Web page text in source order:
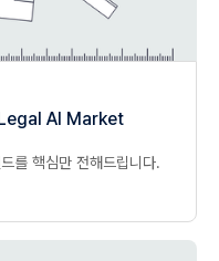
AI Market
를 핵심만 전해드립니다.